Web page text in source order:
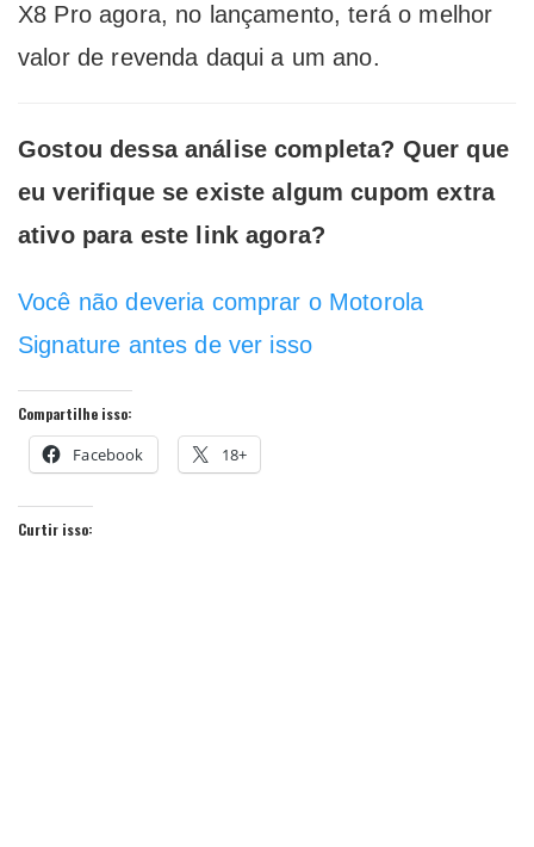
X8 Pro agora, no lançamento, terá o melhor
valor de revenda daqui a um ano.
Gostou dessa análise completa? Quer que
eu verifique se existe algum cupom extra
ativo para este link agora?
Você não deveria comprar o Motorola
Signature antes de ver isso
Compartilhe isso:
Facebook 18+
Curtir isso: